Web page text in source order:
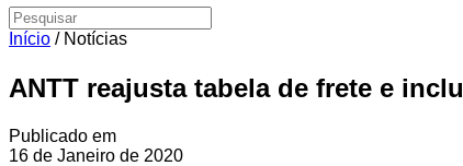
Início / Notícias
ANTT reajusta tabela de frete e
Publicado em
16 de Janeiro de 2020